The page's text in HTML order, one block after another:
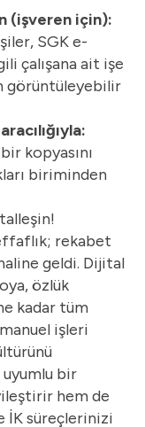
(işveren için):
SGK e-
çalışana ait işe
görüntüleyebilir
kopyasını
biriminden
rekabet
geldi. Dijital
özlük
kadar tüm
işleri
bir
hem de
İK süreçlerinizi